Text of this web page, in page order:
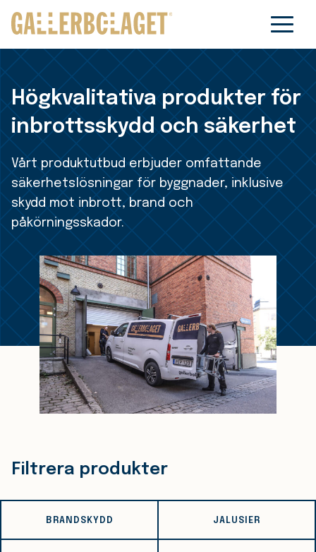
Högkvalitativa produkter för
inbrottsskydd och säkerhet
Vårt produktutbud erbjuder omfattande
säkerhetslösningar för byggnader, inklusive
skydd mot inbrott, brand och
påkörningsskador.
Filtrera produkter
BRANDSKYDD JALUSIER